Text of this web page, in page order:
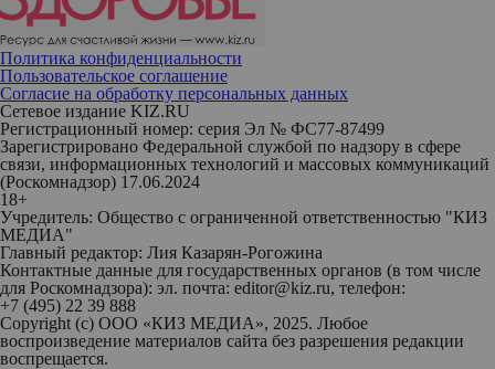
Политика конфиденциальности
Пользовательское соглашение
Согласие на обработку персональных данных
Сетевое издание KIZ.RU
Регистрационный номер: серия Эл № ФС77-87499
Зарегистрировано Федеральной службой по надзору в сфере
связи, информационных технологий и массовых коммуникаций
(Роскомнадзор) 17.06.2024
18+
Учредитель: Общество с ограниченной ответственностью "КИЗ
МЕДИА"
Главный редактор: Лия Казарян-Рогожина
Контактные данные для государственных органов (в том числе
для Роскомнадзора): эл. почта: editor@kiz.ru, телефон:
+7 (495) 22 39 888
Copyright (с) ООО «КИЗ МЕДИА», 2025. Любое
воспроизведение материалов сайта без разрешения редакции
воспрещается.